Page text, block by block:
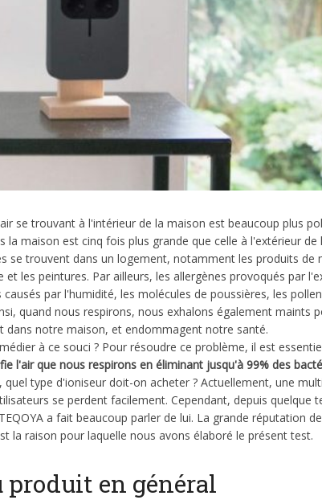
se trouvant à l'intérieur de la maison est beaucoup plus
la maison est cinq fois plus grande que celle à l'extérieur de
se trouvent dans un logement, notamment les produits de
les peintures. Par ailleurs, les allergènes provoqués par
par l'humidité, les molécules de poussières, les
quand nous respirons, nous exhalons également maints
dans notre maison, et endommagent notre santé.
à ce souci ? Pour résoudre ce problème, il est
l'air que nous respirons en éliminant jusqu'à 99% des
quel type d'ioniseur doit-on acheter ? Actuellement, une
se perdent facilement. Cependant, depuis quelque
a fait beaucoup parler de lui. La grande réputation
la raison pour laquelle nous avons élaboré le présent test.
produit en général